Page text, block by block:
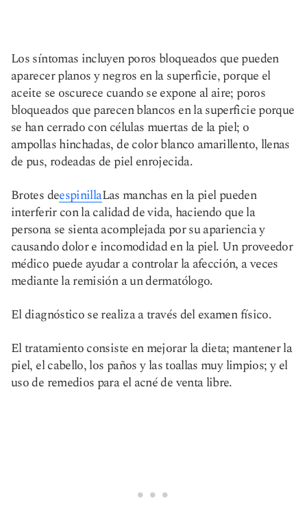
Los síntomas incluyen poros bloqueados que pueden
aparecer planos y negros en la superficie, porque el
aceite se oscurece cuando se expone al aire; poros
bloqueados que parecen blancos en la superficie porque
se han cerrado con células muertas de la piel; o
ampollas hinchadas, de color blanco amarillento, llenas
de pus, rodeadas de piel enrojecida.
Brotes deespinillaLas manchas en la piel pueden
interferir con la calidad de vida, haciendo que la
persona se sienta acomplejada por su apariencia y
causando dolor e incomodidad en la piel. Un proveedor
médico puede ayudar a controlar la afección, a veces
mediante la remisión a un dermatólogo.
El diagnóstico se realiza a través del examen físico.
El tratamiento consiste en mejorar la dieta; mantener la
piel, el cabello, los paños y las toallas muy limpios; y el
uso de remedios para el acné de venta libre.